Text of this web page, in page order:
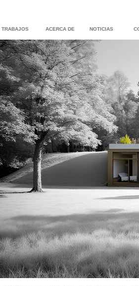
TRABAJOS ACERCA DE NOTICIAS